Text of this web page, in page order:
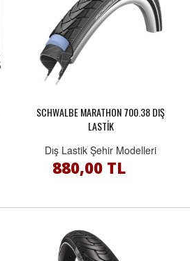
SCHWALBE MARATHON 700.38 DIŞ
LASTİK
Dış Lastik Şehir Modelleri
880,00 TL